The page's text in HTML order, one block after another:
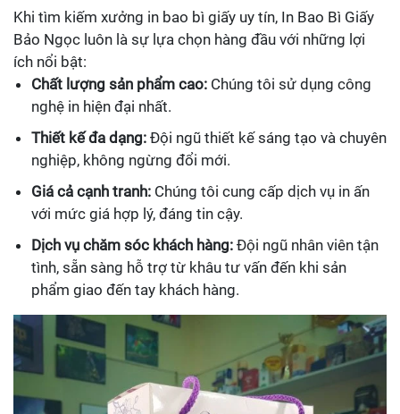
Khi tìm kiếm xưởng in bao bì giấy uy tín, In Bao Bì Giấy
Bảo Ngọc luôn là sự lựa chọn hàng đầu với những lợi
ích nổi bật:
Chất lượng sản phẩm cao: Chúng tôi sử dụng công
nghệ in hiện đại nhất.
Thiết kế đa dạng: Đội ngũ thiết kế sáng tạo và chuyên
nghiệp, không ngừng đổi mới.
Giá cả cạnh tranh: Chúng tôi cung cấp dịch vụ in ấn
với mức giá hợp lý, đáng tin cậy.
Dịch vụ chăm sóc khách hàng: Đội ngũ nhân viên tận
tình, sẵn sàng hỗ trợ từ khâu tư vấn đến khi sản
phẩm giao đến tay khách hàng.